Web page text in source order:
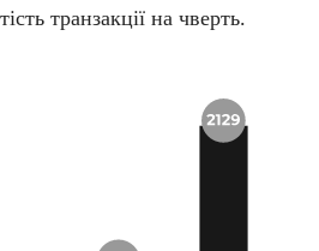
транзакції на чверть.